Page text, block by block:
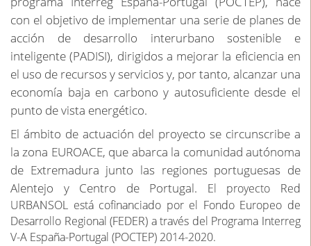
con el objetivo de implementar una serie de planes de
acción de desarrollo interurbano sostenible e
inteligente (PADISI), dirigidos a mejorar la eficiencia en
el uso de recursos y servicios y, por tanto, alcanzar una
economía baja en carbono y autosuficiente desde el
punto de vista energético.
El ámbito de actuación del proyecto se circunscribe a
la zona EUROACE, que abarca la comunidad autónoma
de Extremadura junto las regiones portuguesas de
Alentejo y Centro de Portugal. El proyecto Red
URBANSOL está cofinanciado por el Fondo Europeo de
Desarrollo Regional (FEDER) a través del Programa Interreg
V-A España-Portugal (POCTEP) 2014-2020.